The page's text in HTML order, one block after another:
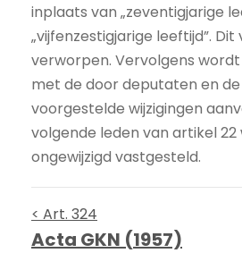
inplaats van „zeventigjarige
„vijfenzestigjarige leeftijd”.
verworpen. Vervolgens wordt
met de door deputaten en
voorgestelde wijzigingen
volgende leden van artikel 22
ongewijzigd vastgesteld.
< Art. 324
Acta GKN (1957)